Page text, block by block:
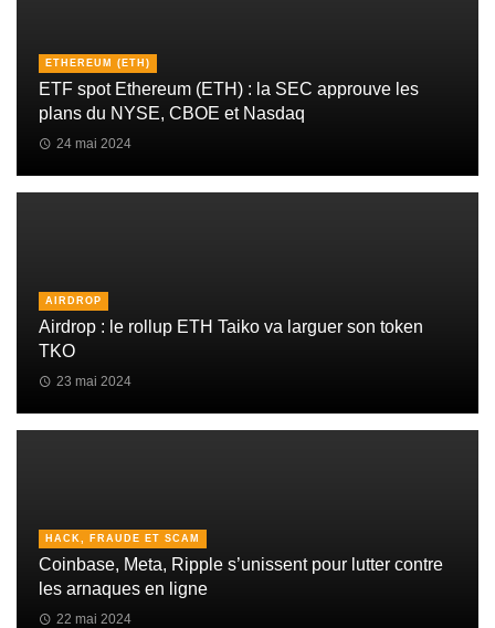
ETHEREUM (ETH)
ETF spot Ethereum (ETH) : la SEC approuve les
plans du NYSE, CBOE et Nasdaq
24 mai 2024
AIRDROP
Airdrop : le rollup ETH Taiko va larguer son token
TKO
23 mai 2024
HACK, FRAUDE ET SCAM
Coinbase, Meta, Ripple s’unissent pour lutter contre
les arnaques en ligne
22 mai 2024